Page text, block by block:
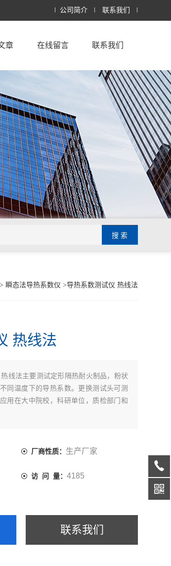
公司简介 联系我们
章 在线留言 联系我们
> 瞬态法导热系数仪 >导热系数测试仪 热线法
热线法
线法主要测试定形隔热耐火制品，粉状
同温度下的导热系数。更换测试头可测
用在大中院校，科研单位，质检部门和
厂商性质： 生产厂家
访 问 量： 4185
联系我们